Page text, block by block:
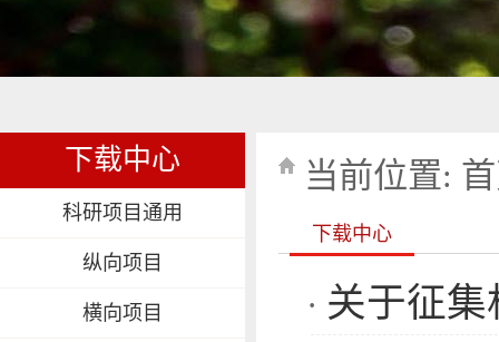
下载中心
科研项目通用
纵向项目
横向项目
当前位置:
下载中心
· 关于征